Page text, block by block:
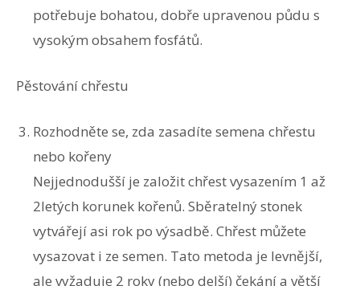
potřebuje bohatou, dobře upravenou půdu s
vysokým obsahem fosfátů.
Pěstování chřestu
Rozhodněte se, zda zasadíte semena chřestu
nebo kořeny
Nejjednodušší je založit chřest vysazením 1 až
2letých korunek kořenů. Sběratelný stonek
vytvářejí asi rok po výsadbě. Chřest můžete
vysazovat i ze semen. Tato metoda je levnější,
ale vyžaduje 2 roky (nebo delší) čekání a větší